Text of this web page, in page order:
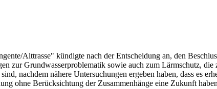
Alttrasse" kündigte nach der Entscheidung an, den
zur Grundwasserproblematik sowie auch zum Lärmschutz,
nachdem nähere Untersuchungen ergeben haben, dass es
ohne Berücksichtung der Zusammenhänge eine Zukunft